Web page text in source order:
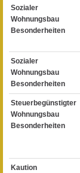
Sozialer
Wohnungsbau
Besonderheiten
Sozialer
Wohnungsbau
Besonderheiten
Steuerbegünstigter
Wohnungsbau
Besonderheiten
Kaution